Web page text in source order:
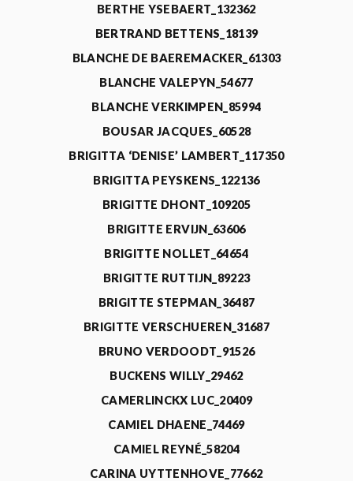
BERTHE YSEBAERT_132362
BERTRAND BETTENS_18139
BLANCHE DE BAEREMACKER_61303
BLANCHE VALEPYN_54677
BLANCHE VERKIMPEN_85994
BOUSAR JACQUES_60528
BRIGITTA ‘DENISE’ LAMBERT_117350
BRIGITTA PEYSKENS_122136
BRIGITTE DHONT_109205
BRIGITTE ERVIJN_63606
BRIGITTE NOLLET_64654
BRIGITTE RUTTIJN_89223
BRIGITTE STEPMAN_36487
BRIGITTE VERSCHUEREN_31687
BRUNO VERDOODT_91526
BUCKENS WILLY_29462
CAMERLINCKX LUC_20409
CAMIEL DHAENE_74469
CAMIEL REYNÉ_58204
CARINA UYTTENHOVE_77662